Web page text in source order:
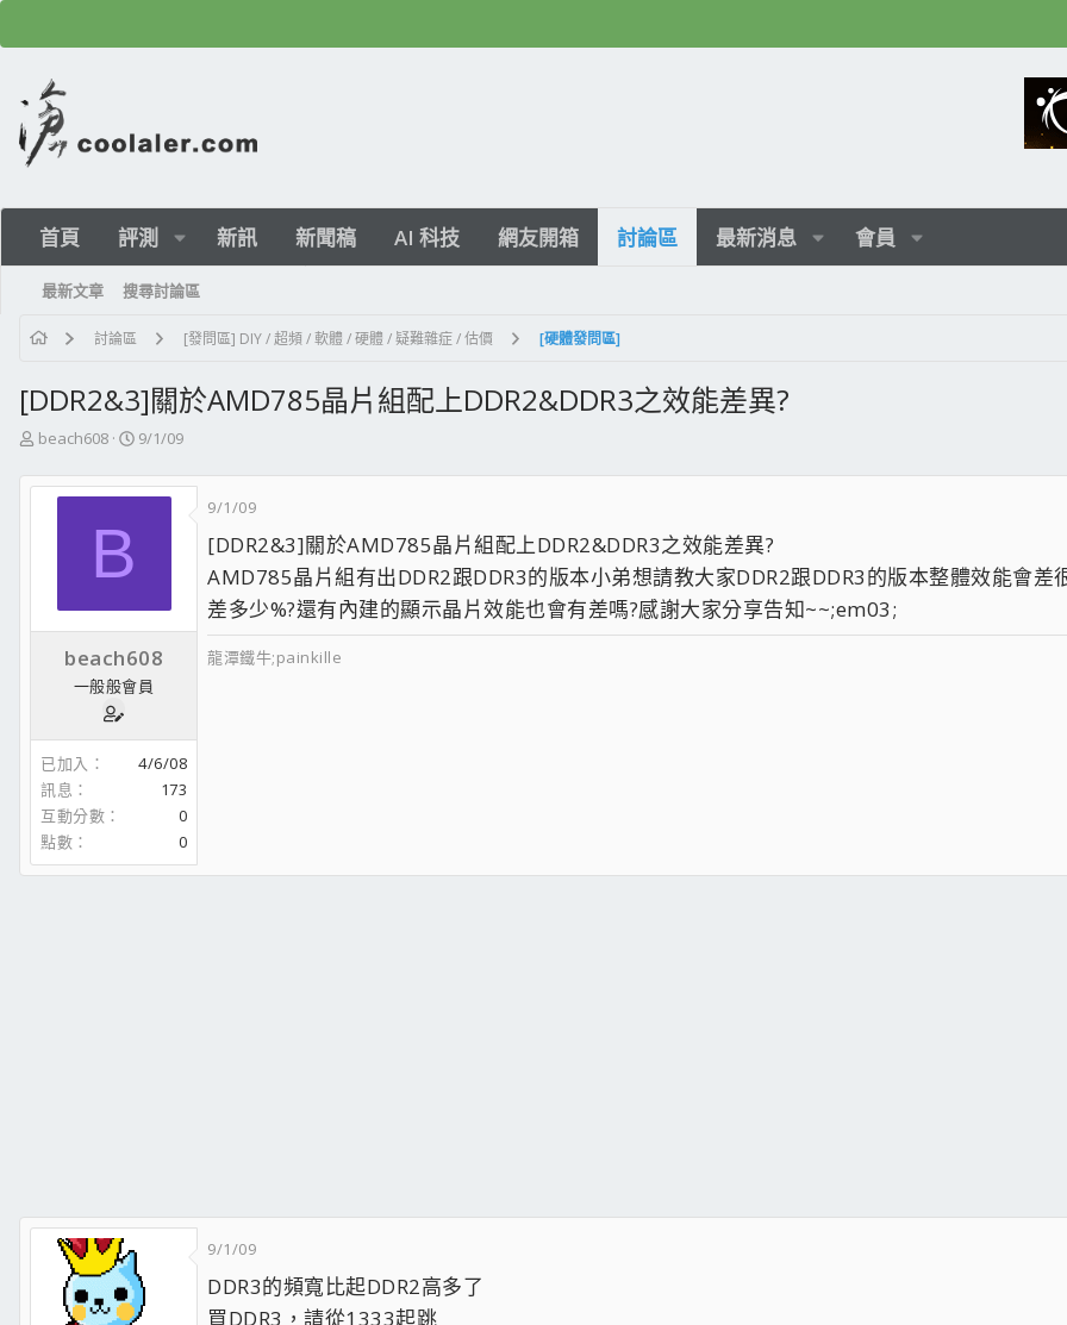
首頁 評測 新訊 新聞稿 AI 科技 網友開箱 討論區 最新消息 會員
最新文章 搜尋討論區
討論區 [發問區] DIY / 超頻 / 軟體 / 硬體 / 疑難雜症 / 估價 [硬體發問區]
[DDR2&3]關於AMD785晶片組配上DDR2&DDR3之效能差異?
主
發
beach608
開
日
9/1/09
B
beach608
一般般會員
已加入
4/6/08
訊息
173
互動分數
0
點數
0
9/1/09
[DDR2&3]關於AMD785晶片組配上DDR2&DDR3之效能差異?
AMD785晶片組有出DDR2跟DDR3的版本小弟想請教大家DDR2跟DDR3的版本整體效能會差
差多少%?還有內建的顯示晶片效能也會有差嗎?感謝大家分享告知~~;em03;
龍潭鐵牛;painkille
9/1/09
DDR3的頻寬比起DDR2高多了
買DDR3，請從1333起跳